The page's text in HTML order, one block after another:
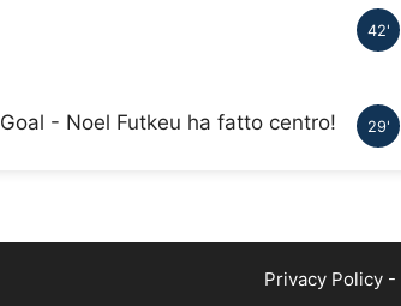
42'
29'
Goal - Noel Futkeu ha fatto centro!
Privacy Policy-